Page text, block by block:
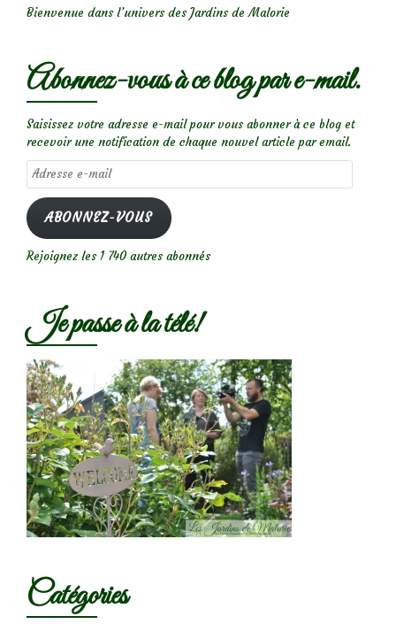
Bienvenue dans l’univers des Jardins de Malorie
Abonnez-vous à ce blog par e-mail.
Saisissez votre adresse e-mail pour vous abonner à ce blog et
recevoir une notification de chaque nouvel article par email.
Adresse
e-
mail
ABONNEZ-VOUS
Rejoignez les 1 740 autres abonnés
Je passe à la télé!
Catégories